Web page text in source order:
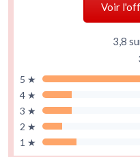
Voir
3,8
5 ★
4 ★
3 ★
2 ★
1 ★